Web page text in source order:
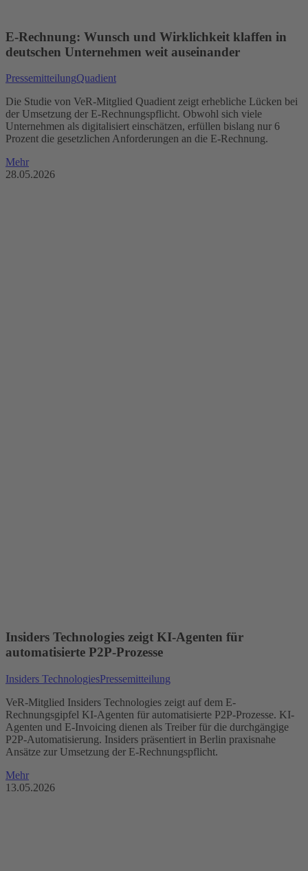
E-Rechnung: Wunsch und Wirklichkeit klaffen in
deutschen Unternehmen weit auseinander
PressemitteilungQuadient
Die Studie von VeR-Mitglied Quadient zeigt erhebliche Lücken bei
der Umsetzung der E-Rechnungspflicht. Obwohl sich viele
Unternehmen als digitalisiert einschätzen, erfüllen bislang nur 6
Prozent die gesetzlichen Anforderungen an die E-Rechnung.
Mehr
28.05.2026
Insiders Technologies zeigt KI-Agenten für
automatisierte P2P-Prozesse
Insiders TechnologiesPressemitteilung
VeR-Mitglied Insiders Technologies zeigt auf dem E-
Rechnungsgipfel KI-Agenten für automatisierte P2P-Prozesse. KI-
Agenten und E-Invoicing dienen als Treiber für die durchgängige
P2P-Automatisierung. Insiders präsentiert in Berlin praxisnahe
Ansätze zur Umsetzung der E-Rechnungspflicht.
Mehr
13.05.2026